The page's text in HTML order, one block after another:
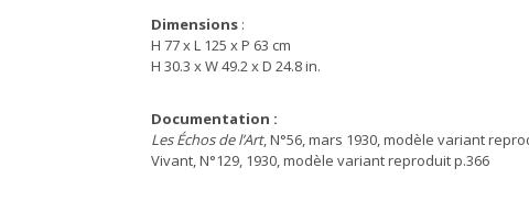
Dimensions :
H 77 x L 125 x P 63 cm
H 30.3 x W 49.2 x D 24.8 in.
Documentation :
Les Échos de l’Art, N°56, mars 1930, modèle variant
Vivant, N°129, 1930, modèle variant reproduit p.366